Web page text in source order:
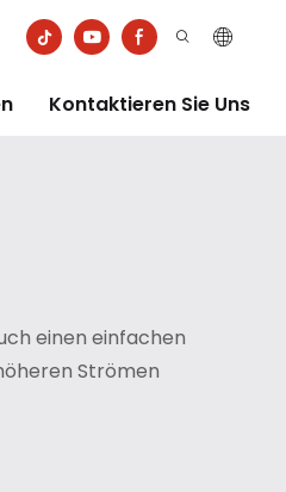
Kontaktieren Sie Uns
einen einfachen
Strömen